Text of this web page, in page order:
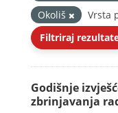
Okoliš
Vrsta
Filtriraj
Godišnje
zbrinjavanja